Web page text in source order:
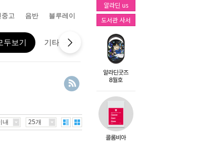
알라딘 us
도서관 사서
중고 음반 블루레이
두보기 기타 국가 새책 모두보기
내 25개